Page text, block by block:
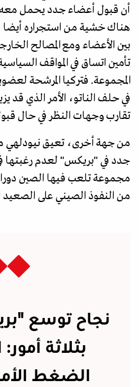
أن قبول أعضاء جدد يحمل
هناك خشية من استجراره أيضا
بين الأعضاء ومع المصالح
تأمين اتساق في المواقف
المجموعة. فتركيا المرشحة
في حلف الناتو، الأمر الذي قد
تقارب وجهات النظر في حال
من جهة أخرى، تعيق نيودلهي
جدد في "بريكس" لعدم رغبتها في
مجموعة تلعب فيها الصين
من النفوذ الصيني على الصعيد
نجاح توسع
بثلاثة
الضغط